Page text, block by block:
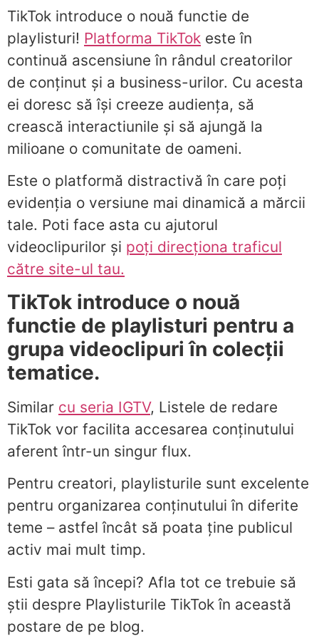
TikTok introduce o nouă functie de
playlisturi! Platforma TikTok este în
continuă ascensiune în rândul creatorilor
de conținut și a business-urilor. Cu acesta
ei doresc să își creeze audiența, să
crească interactiunile și să ajungă la
milioane o comunitate de oameni.
Este o platformă distractivă în care poți
evidenția o versiune mai dinamică a mărcii
tale. Poti face asta cu ajutorul
videoclipurilor și poți direcționa traficul
către site-ul tau.
TikTok introduce o nouă
functie de playlisturi pentru a
grupa videoclipuri în colecții
tematice.
Similar cu seria IGTV, Listele de redare
TikTok vor facilita accesarea conținutului
aferent într-un singur flux.
Pentru creatori, playlisturile sunt excelente
pentru organizarea conținutului în diferite
teme – astfel încât să poata ține publicul
activ mai mult timp.
Esti gata să începi? Afla tot ce trebuie să
știi despre Playlisturile TikTok în această
postare de pe blog.